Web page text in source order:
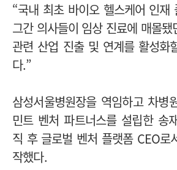
“국내 최초 바이오 헬스케어 인재
그간 의사들이 임상 진료에 매몰
관련 산업 진출 및 연계를 활성화
다.”
삼성서울병원장을 역임하고 차병
민트 벤처 파트너스를 설립한 송
직 후 글로벌 벤처 플랫폼 CEO로
작했다.